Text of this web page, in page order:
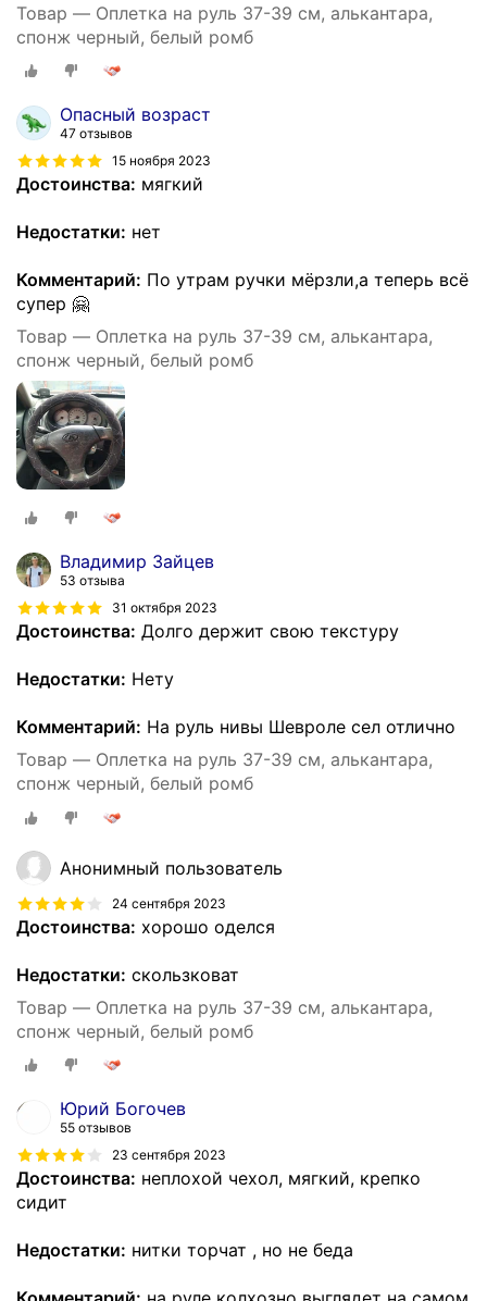
Товар — Оплетка на руль 37-39 см, алькантара,
спонж черный, белый ромб
Опасный возраст
47 отзывов
15 ноября 2023
Достоинства: мягкий
Недостатки: нет
Комментарий: По утрам ручки мёрзли,а теперь всё
супер 🤗
Товар — Оплетка на руль 37-39 см, алькантара,
спонж черный, белый ромб
Владимир Зайцев
53 отзыва
31 октября 2023
Достоинства: Долго держит свою текстуру
Недостатки: Нету
Комментарий: На руль нивы Шевроле сел отлично
Товар — Оплетка на руль 37-39 см, алькантара,
спонж черный, белый ромб
Анонимный пользователь
24 сентября 2023
Достоинства: хорошо оделся
Недостатки: скользковат
Товар — Оплетка на руль 37-39 см, алькантара,
спонж черный, белый ромб
Юрий Богочев
55 отзывов
23 сентября 2023
Достоинства: неплохой чехол, мягкий, крепко
сидит
Недостатки: нитки торчат , но не беда